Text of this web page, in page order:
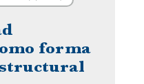
forma